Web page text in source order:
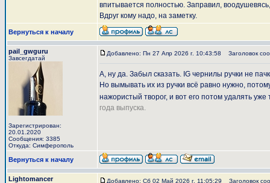
впитывается полностью. Заправил,
Вдруг кому надо, на заметку.
Вернуться к началу
pail_gwguru
Завсегдатай
Зарегистрирован:
20.01.2020
Сообщения: 3385
Откуда: Симферополь
Добавлено: Пн 27 Апр 2026 г. 10:43:58 Заголовок
А, ну да. Забыл сказать. IG чернилы ручки не
Но вымывать их из ручки всё равно нужно,
нажористый творог, и вот его потом удалять
года выпуска.
Вернуться к началу
Lightomancer Добавлено: Сб 02 Май 2026 г. 11:05:29 Заголовок